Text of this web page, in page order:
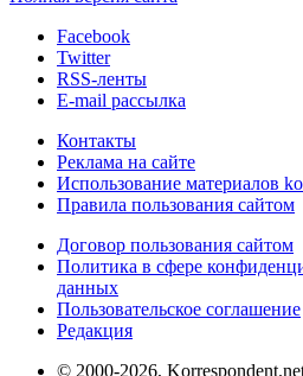
Facebook
Twitter
RSS-ленты
E-mail рассылка
Контакты
Реклама на сайте
Использование материалов
Правила пользования сайтом
Договор пользования сайтом
Политика в сфере
данных
Пользовательское соглашение
Редакция
© 2000-2026,